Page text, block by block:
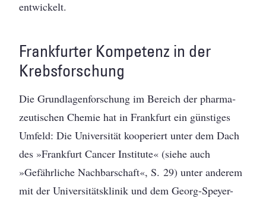
entwickelt.
Frankfurter Kompetenz in der
Krebsforschung
Die Grundlagenforschung im Bereich der pharma­
zeutischen Chemie hat in Frankfurt ein günstiges
Umfeld: Die Universität kooperiert unter dem Dach
des »Frankfurt Cancer Institute« (siehe auch
»Gefährliche Nachbarschaft«, S. 29) unter anderem
mit der Universitätsklinik und dem Georg-Speyer-